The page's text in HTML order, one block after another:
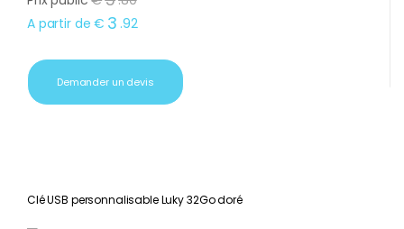
A partir de € 3 .92
Demander un devis
Clé USB personnalisable Luky 32Go doré